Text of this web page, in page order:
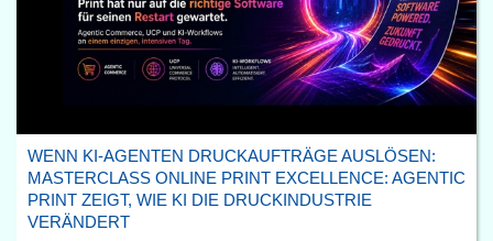
WENN KI-AGENTEN DRUCKAUFTRÄGE AUSLÖSEN:
MASTERCLASS ONLINE PRINT EXCELLENCE: AGENTIC
PRINT ZEIGT, WIE KI DIE DRUCKINDUSTRIE
VERÄNDERT